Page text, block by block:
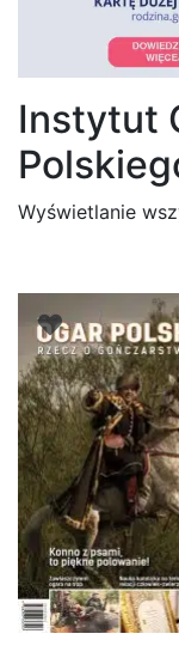
Instytut
Wyświetlanie